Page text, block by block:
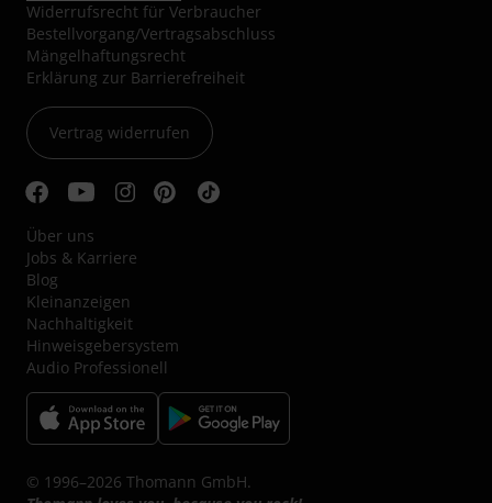
Widerrufsrecht für Verbraucher
Bestellvorgang/Vertragsabschluss
Mängelhaftungsrecht
Erklärung zur Barrierefreiheit
Vertrag widerrufen
Über uns
Jobs & Karriere
Blog
Kleinanzeigen
Nachhaltigkeit
Hinweisgebersystem
Audio Professionell
© 1996–2026 Thomann GmbH.